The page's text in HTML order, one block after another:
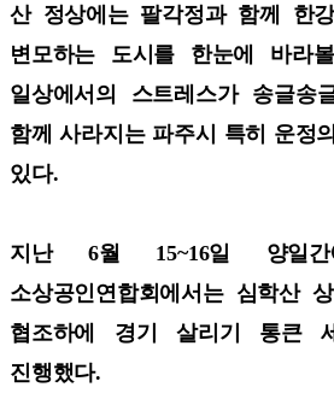
산 정상에는 팔각정과 함께 한
변모하는 도시를 한눈에 바라
일상에서의 스트레스가 송글
함께 사라지는 파주시 특히 운정
있다.
지난 6월 15~16일 양일
소상공인연합회에서는 심학산
협조하에 경기 살리기 통큰
진행했다.